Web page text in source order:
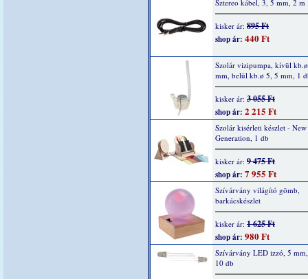
Sztereo kábel, 3, 5 mm, 2 m
kisker ár: 895 Ft
shop ár: 440 Ft
Szolár vizipumpa, kívül
mm, belül kb.ø 5, 5 mm, 1
kisker ár: 3 055 Ft
shop ár: 2 215 Ft
Szolár kisérleti készlet - New
Generation, 1 db
kisker ár: 9 475 Ft
shop ár: 7 955 Ft
Szívárvány világító gömb,
barkácskészlet
kisker ár: 1 625 Ft
shop ár: 980 Ft
Szívárvány LED izzó, 5
10 db